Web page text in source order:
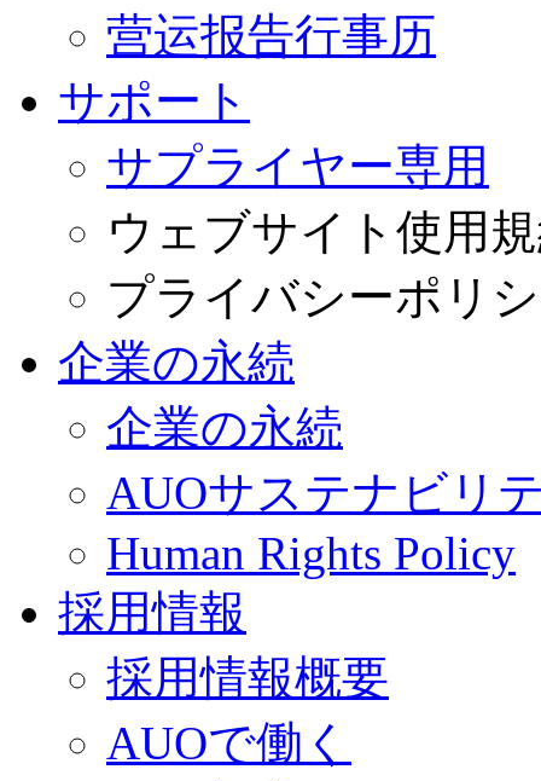
营运报告行事历
サポート
サプライヤー専用
ウェブサイト使用
プライバシーポリ
企業の永続
企業の永続
AUOサステナビリ
Human Rights Policy
採用情報
採用情報概要
AUOで働く